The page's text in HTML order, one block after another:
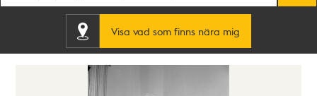
Visa vad som finns nära mig